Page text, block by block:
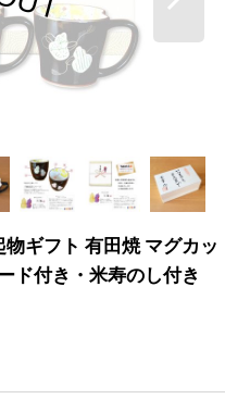
ギフト 有田焼 マグカッ
ド付き・米寿のし付き